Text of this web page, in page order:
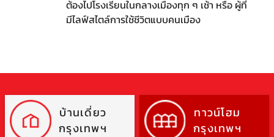
ต้องไปโรงเรียนในกลางเมืองทุก ๆ เช้า หรือ ผู้ที่
มีไลฟ์สไตล์การใช้ชีวิตแบบคนเมือง
บ้านเดี่ยว
กรุงเทพฯ
ทาวน์โฮม
กรุงเทพฯ